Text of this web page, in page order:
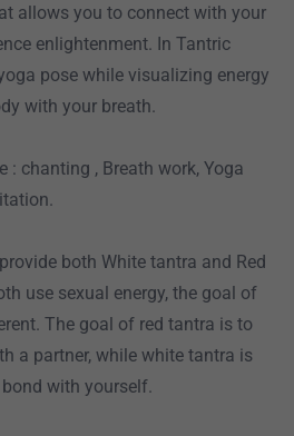
allows you to connect with your
enlightenment. In Tantric
pose while visualizing energy
with your breath.
: chanting , Breath work, Yoga
both White tantra and Red
use sexual energy, the goal of
The goal of red tantra is to
a partner, while white tantra is
with yourself.